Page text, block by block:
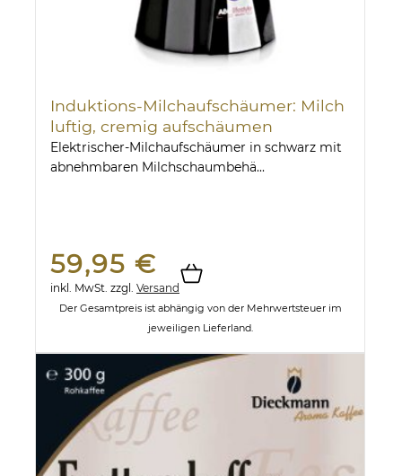
Induktions-Milchaufschäumer: Milch
luftig, cremig aufschäumen
Elektrischer-Milchaufschäumer in schwarz mit
abnehmbaren Milchschaumbehä...
59,95 €
inkl. MwSt. zzgl. Versand
Der Gesamtpreis ist abhängig von der Mehrwertsteuer im
jeweiligen Lieferland.